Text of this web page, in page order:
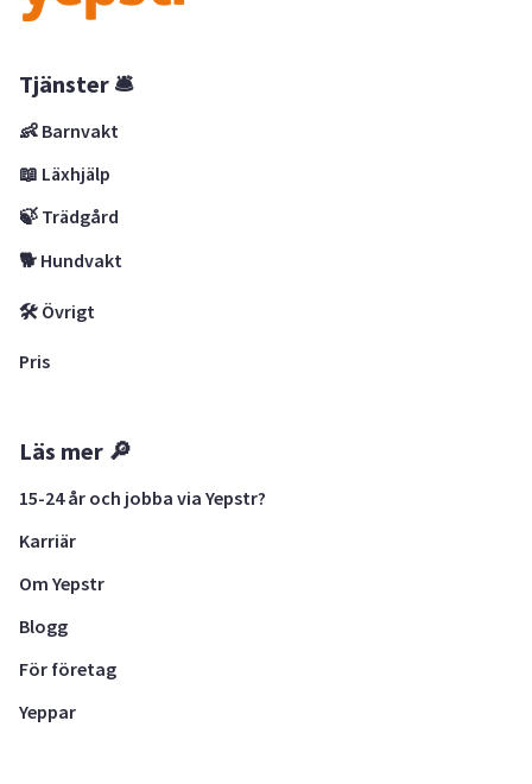
Tjänster 🛎
👶 Barnvakt
📖 Läxhjälp
🍃 Trädgård
🐕 Hundvakt
🛠 Övrigt
Pris
Läs mer 🔎
15-24 år och jobba via Yepstr?
Karriär
Om Yepstr
Blogg
För företag
Yeppar